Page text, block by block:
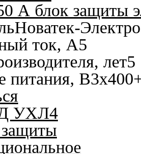
А блок защиты
Новатек-Электро
ток, A5
лет5
питания, В